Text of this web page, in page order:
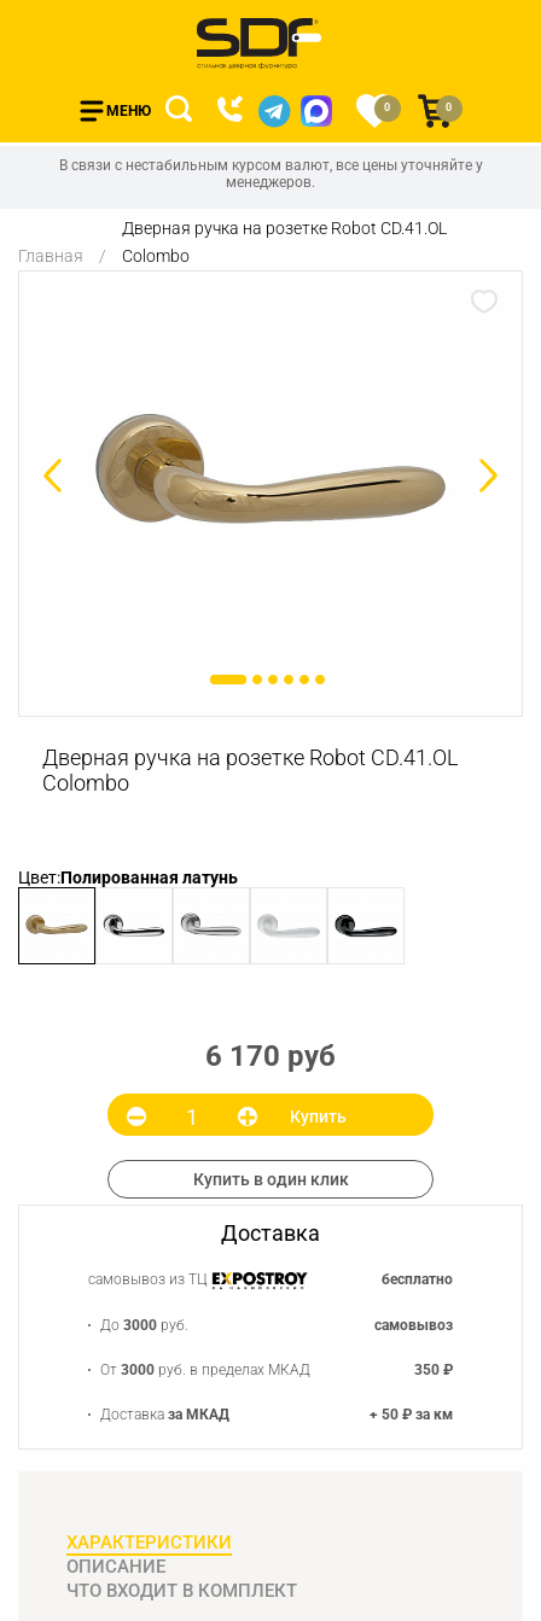
МЕНЮ 0 0
В связи с нестабильным курсом валют, все цены уточняйте у
менеджеров.
Главная
Дверная ручка на розетке Robot CD.41.OL
Colombo
Дверная ручка на розетке Robot CD.41.OL
Colombo
Цвет:Полированная латунь
6 170 руб
Купить
Купить в один клик
Доставка
самовывоз из ТЦ бесплатно
До3000 руб. самовывоз
От3000 руб. в пределах МКАД 350 ₽
Доставказа МКАД + 50 ₽ за км
ХАРАКТЕРИСТИКИ
ОПИСАНИЕ
ЧТО ВХОДИТ В КОМПЛЕКТ